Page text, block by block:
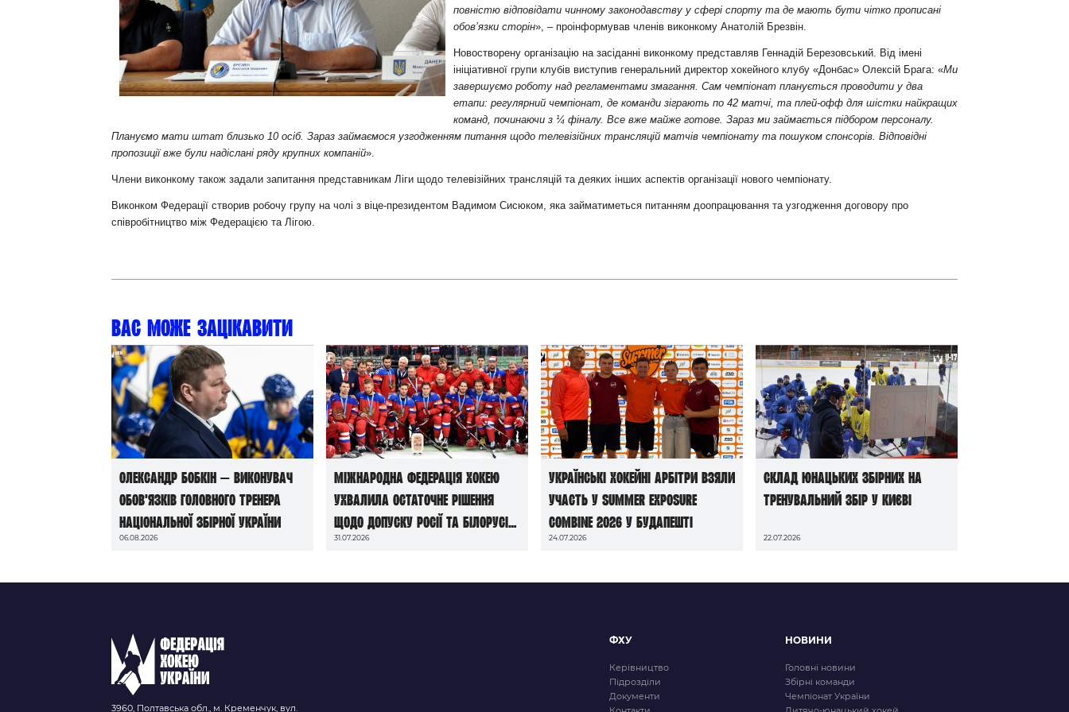
повністю відповідати чинному законодавству у сфері спорту та де мають бути чітко прописані
обов’язки сторін», – проінформував членів виконкому Анатолій Брезвін.
Новостворену організацію на засіданні виконкому представляв Геннадій Березовський. Від імені
ініціативної групи клубів виступив генеральний директор хокейного клубу «Донбас» Олексій Брага: «Ми
завершуємо роботу над регламентами змагання. Сам чемпіонат планується проводити у два
етапи: регулярний чемпіонат, де команди зіграють по 42 матчі, та плей-офф для шістки найкращих
команд, починаючи з ¼ фіналу. Все вже майже готове. Зараз ми займається підбором персоналу.
Плануємо мати штат близько 10 осіб. Зараз займаємося узгодженням питання щодо телевізійних трансляцій матчів чемпіонату та пошуком спонсорів. Відповідні
пропозиції вже були надіслані ряду крупних компаній».
Члени виконкому також задали запитання представникам Ліги щодо телевізійних трансляцій та деяких інших аспектів організації нового чемпіонату.
Виконком Федерації створив робочу групу на чолі з віце-президентом Вадимом Сисюком, яка займатиметься питанням доопрацювання та узгодження договору про
співробітництво між Федерацією та Лігою.
Вас може зацікавити
Олександр Бобкін — виконувач
обов’язків головного тренера
національної збірної України
06.08.2026
Міжнародна федерація хокею
ухвалила остаточне рішення
щодо допуску росії та білорусі
до чемпіонатів світу сезону
31.07.2026
Українські хокейні арбітри взяли
участь у Summer Exposure
Combine 2026 у Будапешті
24.07.2026
Склад юнацьких збірних на
тренувальний збір у Києві
22.07.2026
3960, Полтавська обл., м. Кременчук, вул.
ФХУ
Керівництво
Підрозділи
Документи
НОВИНИ
Головні новини
Збірні команди
Чемпіонат України